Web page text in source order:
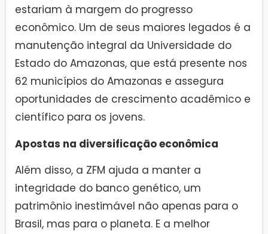
estariam à margem do progresso
econômico. Um de seus maiores legados é a
manutenção integral da Universidade do
Estado do Amazonas, que está presente nos
62 municípios do Amazonas e assegura
oportunidades de crescimento acadêmico e
científico para os jovens.
Apostas na diversificação econômica
Além disso, a ZFM ajuda a manter a
integridade do banco genético, um
patrimônio inestimável não apenas para o
Brasil, mas para o planeta. E a melhor